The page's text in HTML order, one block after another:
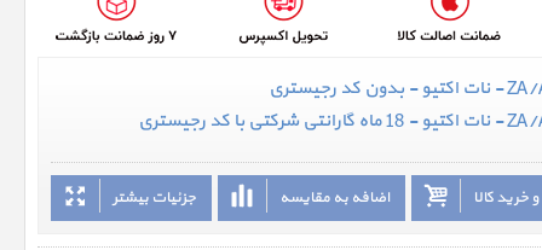
جزئیات بیشتر اضافه به مقایسه خرید کالا